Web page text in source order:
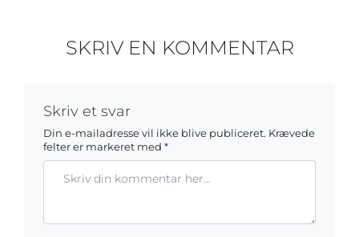
SKRIV EN KOMMENTAR
Skriv et svar
Din e-mailadresse vil ikke blive publiceret. Krævede
felter er markeret med *